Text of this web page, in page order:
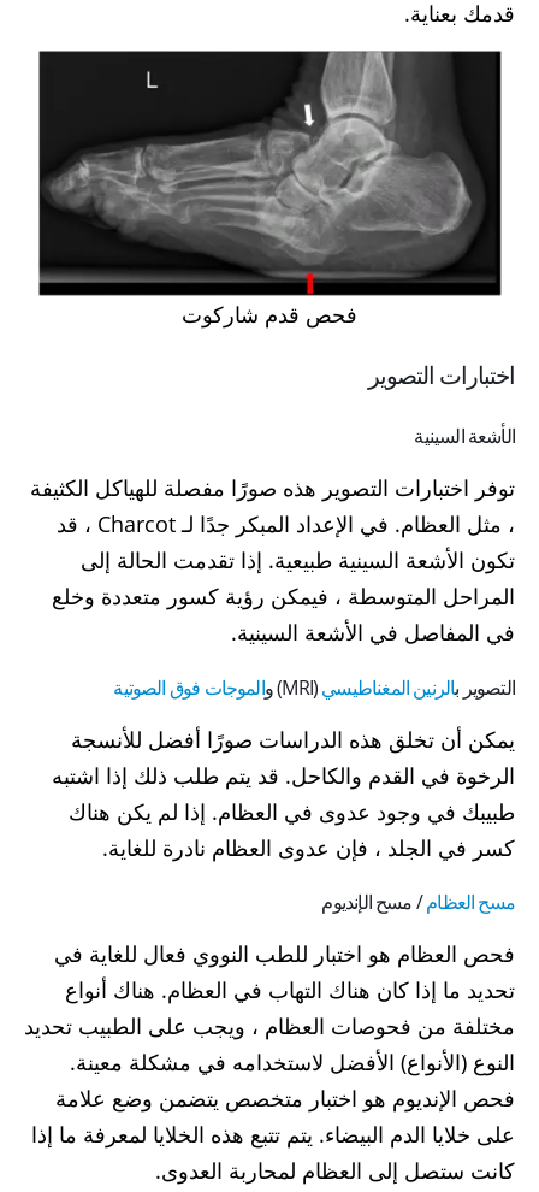
قدمك بعناية.
فحص قدم شاركوت
اختبارات التصوير
الأشعة السينية
توفر اختبارات التصوير هذه صورًا مفصلة للهياكل الكثيفة
، مثل العظام. في الإعداد المبكر جدًا لـ Charcot ، قد
تكون الأشعة السينية طبيعية. إذا تقدمت الحالة إلى
المراحل المتوسطة ، فيمكن رؤية كسور متعددة وخلع
في المفاصل في الأشعة السينية.
التصوير بالرنين المغناطيسي(MRI) و الموجات فوق الصوتية
يمكن أن تخلق هذه الدراسات صورًا أفضل للأنسجة
الرخوة في القدم والكاحل. قد يتم طلب ذلك إذا اشتبه
طبيبك في وجود عدوى في العظام. إذا لم يكن هناك
كسر في الجلد ، فإن عدوى العظام نادرة للغاية.
مسح العظام/ مسح الإنديوم
فحص العظام هو اختبار للطب النووي فعال للغاية في
تحديد ما إذا كان هناك التهاب في العظام. هناك أنواع
مختلفة من فحوصات العظام ، ويجب على الطبيب تحديد
النوع (الأنواع) الأفضل لاستخدامه في مشكلة معينة.
فحص الإنديوم هو اختبار متخصص يتضمن وضع علامة
على خلايا الدم البيضاء. يتم تتبع هذه الخلايا لمعرفة ما إذا
كانت ستصل إلى العظام لمحاربة العدوى.